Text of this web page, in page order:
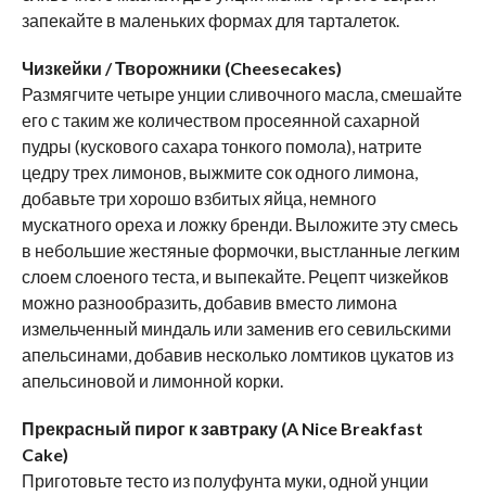
запекайте в маленьких формах для тарталеток.
Чизкейки / Творожники (Cheesecakes)
Размягчите четыре унции сливочного масла, смешайте
его с таким же количеством просеянной сахарной
пудры (кускового сахара тонкого помола), натрите
цедру трех лимонов, выжмите сок одного лимона,
добавьте три хорошо взбитых яйца, немного
мускатного ореха и ложку бренди. Выложите эту смесь
в небольшие жестяные формочки, выстланные легким
слоем слоеного теста, и выпекайте. Рецепт чизкейков
можно разнообразить, добавив вместо лимона
измельченный миндаль или заменив его севильскими
апельсинами, добавив несколько ломтиков цукатов из
апельсиновой и лимонной корки.
Прекрасный пирог к завтраку (A Nice Breakfast
Cake)
Приготовьте тесто из полуфунта муки, одной унции